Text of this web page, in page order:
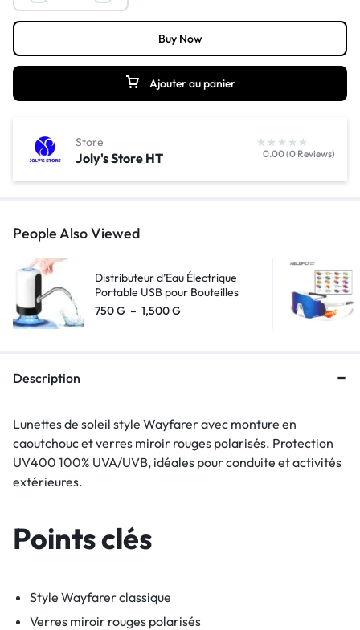
Ajouter au panier
Buy Now
Store
Joly's Store HT 0.00 (0 Reviews)
People Also Viewed
Distributeur d’Eau Électrique
Portable USB pour Bouteilles
750G – 1,500G
Description
Lunettes de soleil style Wayfarer avec monture en
caoutchouc et verres miroir rouges polarisés. Protection
UV400 100% UVA/UVB, idéales pour conduite et activités
extérieures.
Points clés
Style Wayfarer classique
Verres miroir rouges polarisés